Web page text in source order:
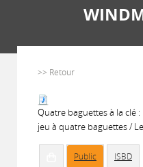
>> Retour
Quatre baguettes à la clé
jeu à quatre baguettes /
Public ISBD